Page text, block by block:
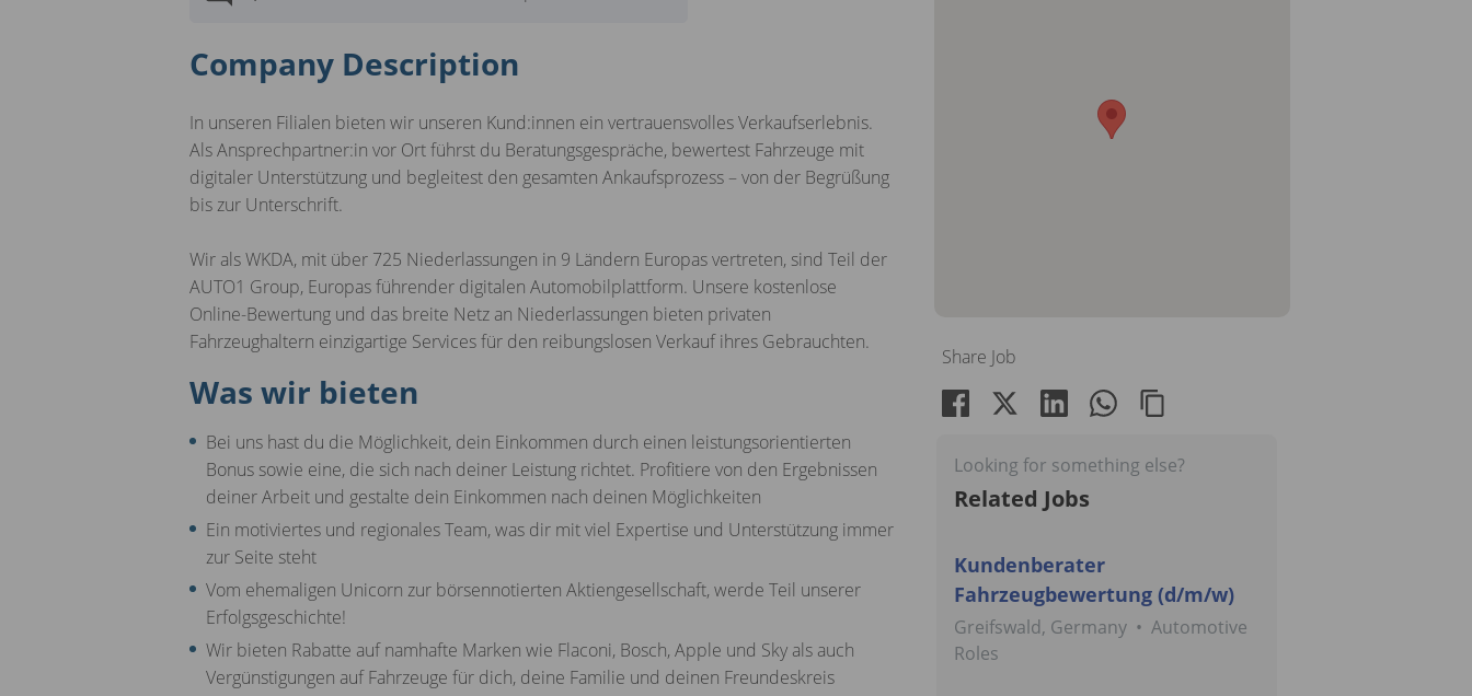
Company Description
In unseren Filialen bieten wir unseren Kund:innen ein vertrauensvolles Verkaufserlebnis.
Als Ansprechpartner:in vor Ort führst du Beratungsgespräche, bewertest Fahrzeuge mit
digitaler Unterstützung und begleitest den gesamten Ankaufsprozess – von der Begrüßung
bis zur Unterschrift.
Wir als WKDA, mit über 725 Niederlassungen in 9 Ländern Europas vertreten, sind Teil der
AUTO1 Group, Europas führender digitalen Automobilplattform. Unsere kostenlose
Online-Bewertung und das breite Netz an Niederlassungen bieten privaten
Fahrzeughaltern einzigartige Services für den reibungslosen Verkauf ihres Gebrauchten.
Was wir bieten
Bei uns hast du die Möglichkeit, dein Einkommen durch einen leistungsorientierten
Bonus sowie eine, die sich nach deiner Leistung richtet. Profitiere von den Ergebnissen
deiner Arbeit und gestalte dein Einkommen nach deinen Möglichkeiten
Ein motiviertes und regionales Team, was dir mit viel Expertise und Unterstützung immer
zur Seite steht
Vom ehemaligen Unicorn zur börsennotierten Aktiengesellschaft, werde Teil unserer
Erfolgsgeschichte!
Wir bieten Rabatte auf namhafte Marken wie Flaconi, Bosch, Apple und Sky als auch
Vergünstigungen auf Fahrzeuge für dich, deine Familie und deinen Freundeskreis
Share Job
Looking for something else?
Related Jobs
Kundenberater
Fahrzeugbewertung (d/m/w)
Greifswald, Germany • Automotive
Roles